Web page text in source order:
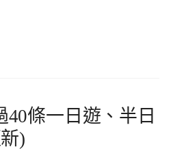
條一日遊、半日
)